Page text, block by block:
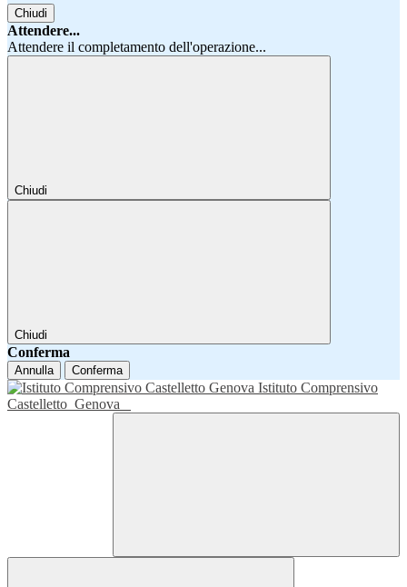
Chiudi
Attendere...
Attendere il completamento dell'operazione...
Chiudi
Chiudi
Conferma
Annulla Conferma
Istituto Comprensivo
Castelletto Genova